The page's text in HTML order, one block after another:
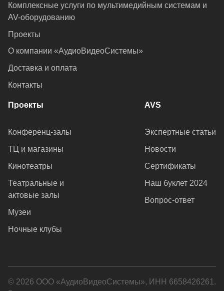
Комплексные услуги по мультимедийным системам и
AV-оборудованию
Проекты
О компании «АудиоВидеоСистемы»
Доставка и оплата
Контакты
Проекты
Конференц-залы
ТЦ и магазины
Кинотеатры
Театральные и
актовые залы
Музеи
Ночные клубы
AVS
Экспертные статьи
Новости
Сертификаты
Наш буклет 2024
Вопрос-ответ
© 2026 ООО «АудиоВидеоСистемы», ИНН 6658426261.